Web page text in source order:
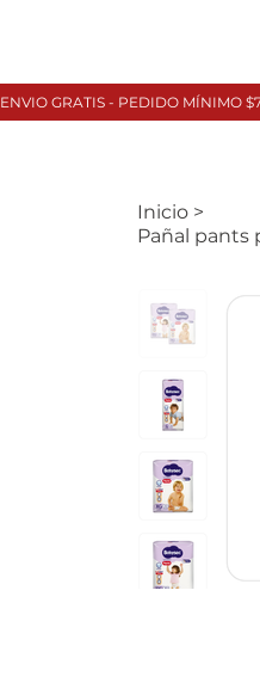
Inicio >
Pañal pants